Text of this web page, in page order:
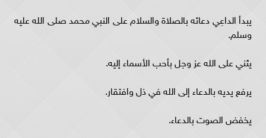
يبدأ الداعِي دعائه بالصلاة والسلام على النبي محمد صلى الله عليه
وسلم.
يثني على الله عز وجل بأحب الأسماء إليه.
يرفع يديه بالدعاء إلى الله في ذل وافتقار.
يخفض الصوت بالدعاء.